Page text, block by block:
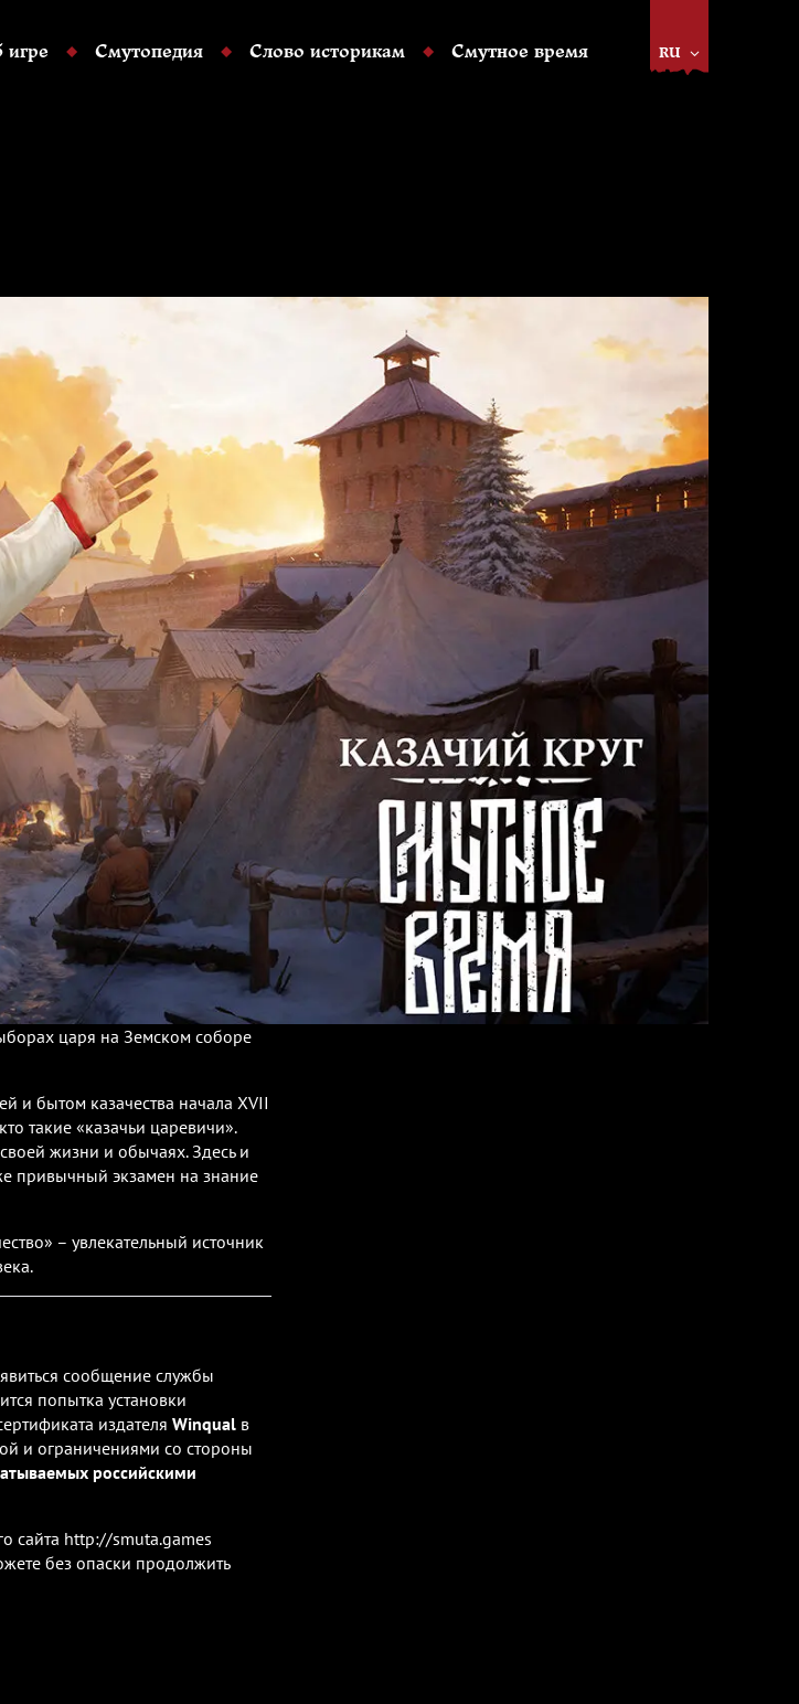
Смутопедия Слово историкам Смутное время RU
царя на Земском соборе
и бытом казачества начала XVII
такие «казачьи царевичи».
жизни и обычаях. Здесь и
привычный экзамен на знание
– увлекательный источник
сообщение службы
попытка установки
издателя Winqual в
и ограничениями со стороны
российскими
сайта http://smuta.games
без опаски продолжить